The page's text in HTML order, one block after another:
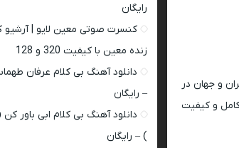
و جهان در
کامل و کیفیت
رایگان
کنسرت صوتی معین لایو | آرشیو
زنده معین با کیفیت 320 و 128
دانلود آهنگ بی کلام عرفان
– رایگان
دانلود آهنگ بی کلام ابی باور
) – رایگان